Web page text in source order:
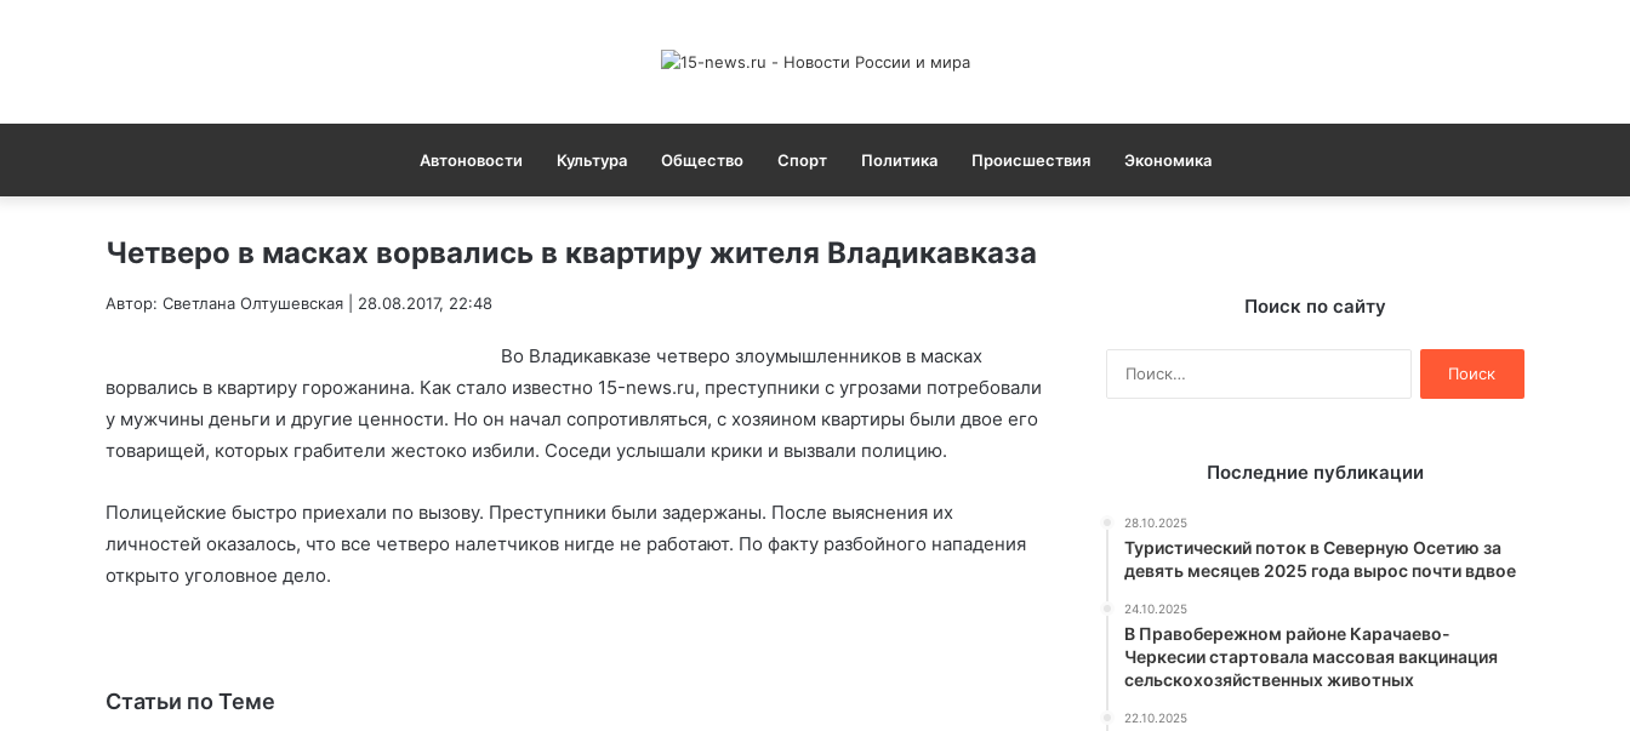
Автоновости Культура Общество Спорт Политика Происшествия Экономика
Четверо в масках ворвались в квартиру жителя Владикавказа
Автор: Светлана Олтушевская | 28.08.2017, 22:48
Во Владикавказе четверо злоумышленников в масках
ворвались в квартиру горожанина. Как стало известно 15-news.ru, преступники с угрозами потребовали
у мужчины деньги и другие ценности. Но он начал сопротивляться, с хозяином квартиры были двое его
товарищей, которых грабители жестоко избили. Соседи услышали крики и вызвали полицию.
Полицейские быстро приехали по вызову. Преступники были задержаны. После выяснения их
личностей оказалось, что все четверо налетчиков нигде не работают. По факту разбойного нападения
открыто уголовное дело.
Статьи по Теме
Поиск по сайту
Последние публикации
28.10.2025
Туристический поток в Северную Осетию за
девять месяцев 2025 года вырос почти вдвое
24.10.2025
В Правобережном районе Карачаево-
Черкесии стартовала массовая вакцинация
сельскохозяйственных животных
22.10.2025